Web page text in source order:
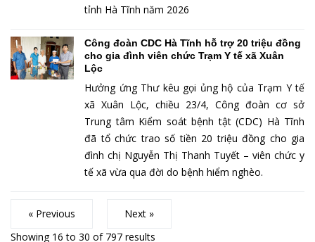
tỉnh Hà Tĩnh năm 2026
Công đoàn CDC Hà Tĩnh hỗ trợ 20 triệu đồng
cho gia đình viên chức Trạm Y tế xã Xuân
Lộc
Hưởng ứng Thư kêu gọi ủng hộ của Trạm Y tế
xã Xuân Lộc, chiều 23/4, Công đoàn cơ sở
Trung tâm Kiểm soát bệnh tật (CDC) Hà Tĩnh
đã tổ chức trao số tiền 20 triệu đồng cho gia
đình chị Nguyễn Thị Thanh Tuyết – viên chức y
tế xã vừa qua đời do bệnh hiểm nghèo.
« Previous
Next »
Showing 16 to 30 of 797 results